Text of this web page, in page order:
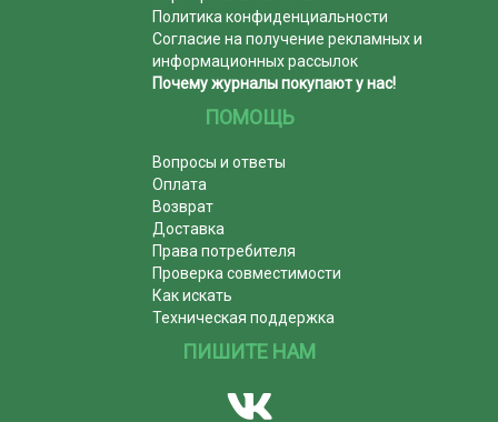
Политика конфиденциальности
Согласие на получение рекламных и
информационных рассылок
Почему журналы покупают у нас!
ПОМОЩЬ
Вопросы и ответы
Оплата
Возврат
Доставка
Права потребителя
Проверка совместимости
Как искать
Техническая поддержка
ПИШИТЕ НАМ